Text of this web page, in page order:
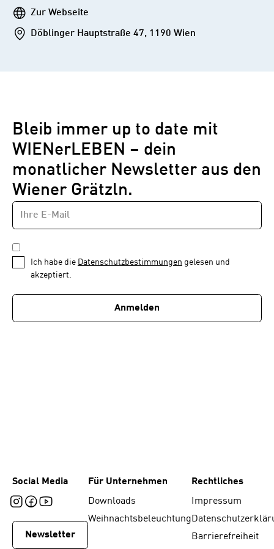
WebseiteZur Webseite
AddresseDöblinger Hauptstraße 47, 1190 Wien
Bleib immer up to date mit
WIENerLEBEN – dein
monatlicher Newsletter aus den
Wiener Grätzln.
Newsletter
1
von
E-
MAIL-
ADRESSE
DATENSCHUTZBESTIMMUNGEN
*
Ich habe die Datenschutzbestimmungen gelesen und
akzeptiert.
Anmelden
Social Media
Newsletter
Für Unternehmen
Downloads
Weihnachtsbeleuchtung
Rechtliches
Impressum
Barrierefreiheit